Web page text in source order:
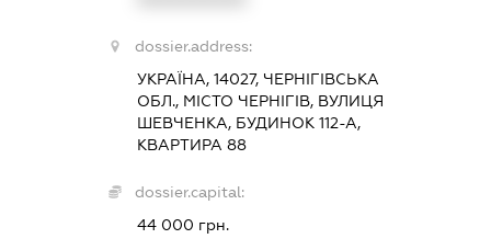
dossier.address:
УКРАЇНА, 14027, ЧЕРНІГІВСЬКА
ОБЛ., МІСТО ЧЕРНІГІВ, ВУЛИЦЯ
ШЕВЧЕНКА, БУДИНОК 112-А,
КВАРТИРА 88
dossier.capital:
44 000 грн.